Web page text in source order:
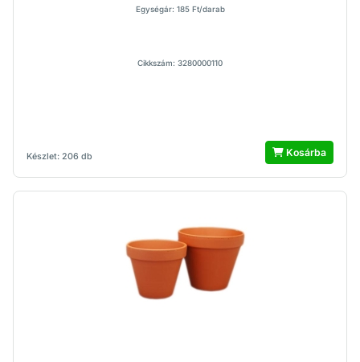
Készlet: 206 db
Egységár: 185 Ft/darab
Cikkszám: 3280000110
Kosárba